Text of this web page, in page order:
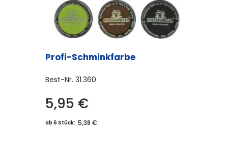
Profi-Schminkfarbe
Best-Nr. 31.360
5,95 €
ab 6 Stück: 5,38 €